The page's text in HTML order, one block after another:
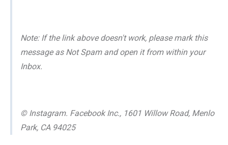
Note: If the link above doesn't work, please mark this
message as Not Spam and open it from within your
Inbox.
© Instagram. Facebook Inc., 1601 Willow Road, Menlo
Park, CA 94025